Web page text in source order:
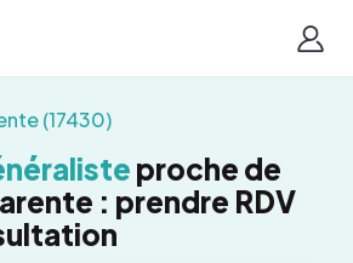
(17430)
proche de
: prendre RDV